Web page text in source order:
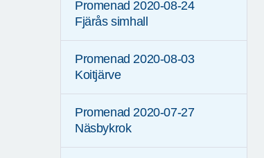
Promenad 2020-08-24
Fjärås simhall
Promenad 2020-08-03
Koitjärve
Promenad 2020-07-27
Näsbykrok